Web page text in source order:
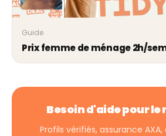
Guide
Prix femme de ménage 2h/
Besoin d'aide pour le
Profils vérifiés, assurance